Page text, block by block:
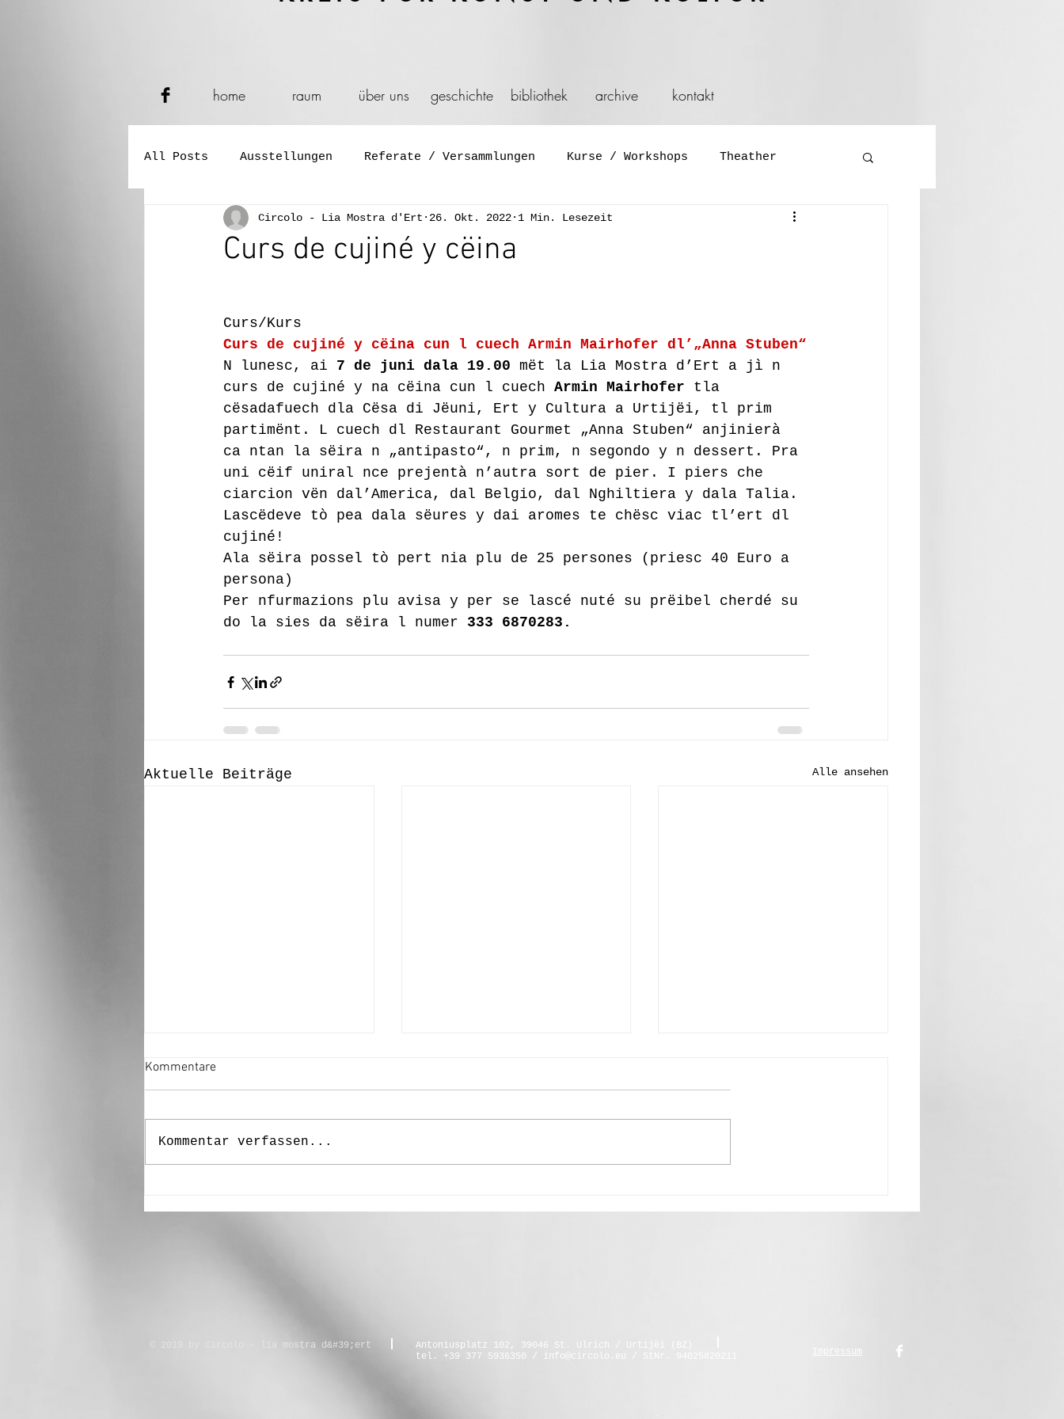
home raum über uns geschichte bibliothek archive kontakt
All Posts Ausstellungen Referate / Versammlungen Kurse / Workshops Theather
Verkostungen Konzerte Symposium Diskussionen Film und Video
Buch- und Zeitungspräsentation Installationen Reisen
Curs de cujiné y cëina
Circolo - Lia Mostra d'Ert 26. Okt. 2022 1 Min. Lesezeit
Curs/Kurs
Curs de cujiné y cëina cun l cuech Armin Mairhofer dl’„Anna Stuben“
N lunesc, ai 7 de juni dala 19.00 mët la Lia Mostra d’Ert a jì n
curs de cujiné y na cëina cun l cuech Armin Mairhofer tla
cësadafuech dla Cësa di Jëuni, Ert y Cultura a Urtijëi, tl prim
partimënt. L cuech dl Restaurant Gourmet „Anna Stuben“ anjinierà
ca ntan la sëira n „antipasto“, n prim, n segondo y n dessert. Pra
uni cëif uniral nce prejentà n’autra sort de pier. I piers che
ciarcion vën dal’America, dal Belgio, dal Nghiltiera y dala Talia.
Lascëdeve tò pea dala sëures y dai aromes te chësc viac tl’ert dl
cujiné!
Ala sëira possel tò pert nia plu de 25 persones (priesc 40 Euro a
persona)
Per nfurmazions plu avisa y per se lascé nuté su prëibel cherdé su
do la sies da sëira l numer 333 6870283.
Aktuelle Beiträge Alle ansehen
Kommentare
Kommentar verfassen...
© 2019 by Circolo - lia mostra d&#39;ert
Antoniusplatz 102, 39046 St. Ulrich / Urtijëi (BZ)
tel. +39 377 5936350 / info@circolo.eu / StNr. 94025820211 Impressum